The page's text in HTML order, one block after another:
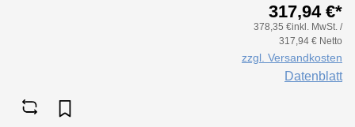
317,94 €*
378,35 €inkl. MwSt. /
317,94 € Netto
zzgl. Versandkosten
Datenblatt